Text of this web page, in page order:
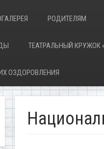
РОДИТЕЛЯМ
ТЕАТРАЛЬНЫЙ КРУЖОК
ОЗДОРОВЛЕНИЯ